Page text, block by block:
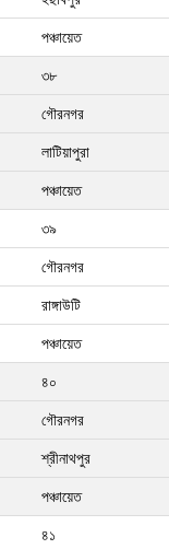
পঞ্চায়েত
৩৮
গৌরনগর
লাটিয়াপুরা
পঞ্চায়েত
৩৯
গৌরনগর
রাঙ্গাউটি
পঞ্চায়েত
৪০
গৌরনগর
শ্রীনাথপুর
পঞ্চায়েত
৪১